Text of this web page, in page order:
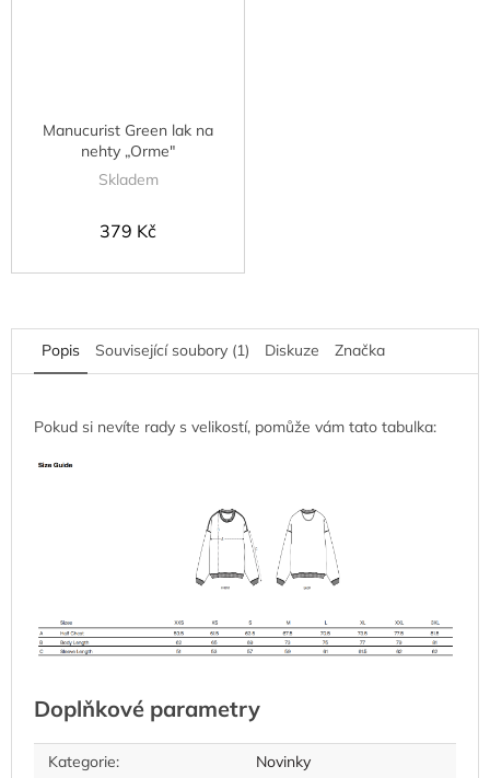
Manucurist Green lak na
nehty „Orme"
Skladem
379 Kč
Popis Související soubory (1) Diskuze Značka
Pokud si nevíte rady s velikostí, pomůže vám tato tabulka:
Doplňkové parametry
Kategorie:
Novinky